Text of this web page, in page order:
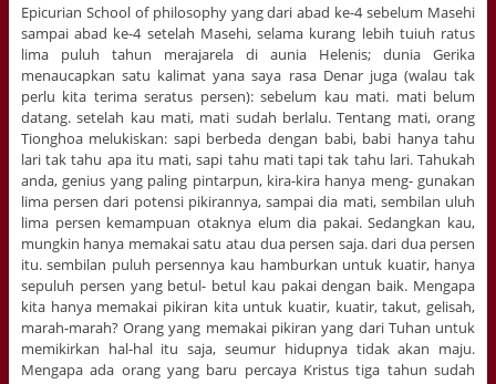
Epicurian School of philosophy yang dari abad ke-4 sebelum Masehi
sampai abad ke-4 setelah Masehi, selama kurang lebih tuiuh ratus
lima puluh tahun merajarela di aunia Helenis; dunia Gerika
menaucapkan satu kalimat yana saya rasa Denar juga (walau tak
perlu kita terima seratus persen): sebelum kau mati. mati belum
datang. setelah kau mati, mati sudah berlalu. Tentang mati, orang
Tionghoa melukiskan: sapi berbeda dengan babi, babi hanya tahu
lari tak tahu apa itu mati, sapi tahu mati tapi tak tahu lari. Tahukah
anda, genius yang paling pintarpun, kira-kira hanya meng- gunakan
lima persen dari potensi pikirannya, sampai dia mati, sembilan uluh
lima persen kemampuan otaknya elum dia pakai. Sedangkan kau,
mungkin hanya memakai satu atau dua persen saja. dari dua persen
itu. sembilan puluh persennya kau hamburkan untuk kuatir, hanya
sepuluh persen yang betul- betul kau pakai dengan baik. Mengapa
kita hanya memakai pikiran kita untuk kuatir, kuatir, takut, gelisah,
marah-marah? Orang yang memakai pikiran yang dari Tuhan untuk
memikirkan hal-hal itu saja, seumur hidupnya tidak akan maju.
Mengapa ada orang yang baru percaya Kristus tiga tahun sudah